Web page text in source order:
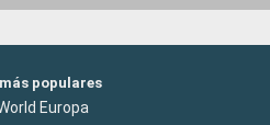
populares
Europa